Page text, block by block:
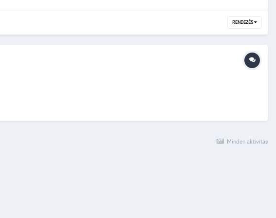
RENDEZÉS
Minden aktivitás